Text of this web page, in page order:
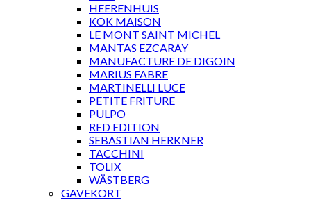
HEERENHUIS
KOK MAISON
LE MONT SAINT MICHEL
MANTAS EZCARAY
MANUFACTURE DE DIGOIN
MARIUS FABRE
MARTINELLI LUCE
PETITE FRITURE
PULPO
RED EDITION
SEBASTIAN HERKNER
TACCHINI
TOLIX
WÄSTBERG
GAVEKORT